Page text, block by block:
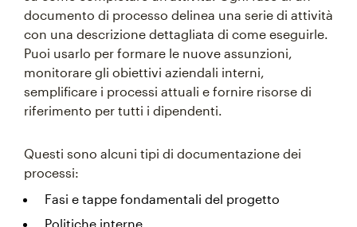
documento di processo delinea una serie di attività
con una descrizione dettagliata di come eseguirle.
Puoi usarlo per formare le nuove assunzioni,
monitorare gli obiettivi aziendali interni,
semplificare i processi attuali e fornire risorse di
riferimento per tutti i dipendenti.
Questi sono alcuni tipi di documentazione dei
processi:
Fasi e tappe fondamentali del progetto
Politiche interne